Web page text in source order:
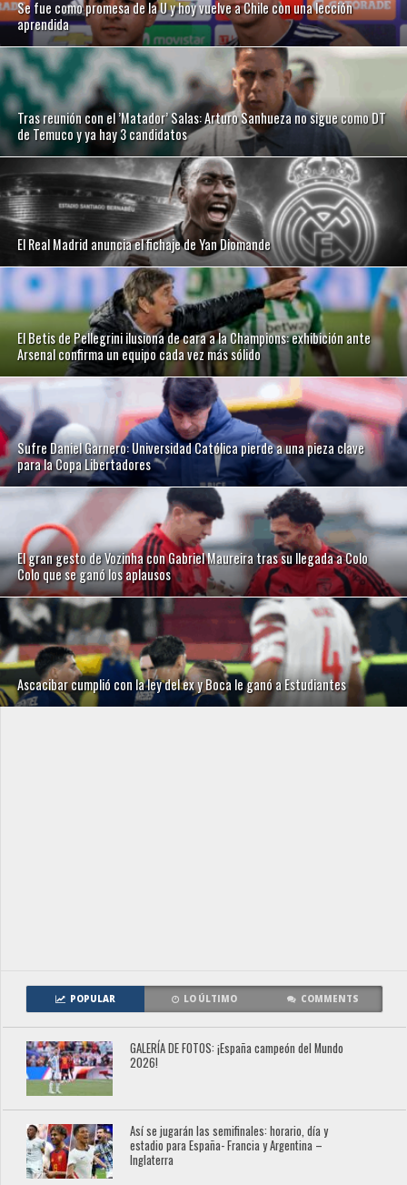
Se fue como promesa de la U y hoy vuelve a Chile con una lección
aprendida
Tras reunión con el ’Matador’ Salas: Arturo Sanhueza no sigue como DT
de Temuco y ya hay 3 candidatos
El Real Madrid anuncia el fichaje de Yan Diomande
El Betis de Pellegrini ilusiona de cara a la Champions: exhibición ante
Arsenal confirma un equipo cada vez más sólido
Sufre Daniel Garnero: Universidad Católica pierde a una pieza clave
para la Copa Libertadores
El gran gesto de Vozinha con Gabriel Maureira tras su llegada a Colo
Colo que se ganó los aplausos
Ascacibar cumplió con la ley del ex y Boca le ganó a Estudiantes
POPULAR LO ÚLTIMO COMMENTS
GALERÍA DE FOTOS: ¡España campeón del Mundo
2026!
Así se jugarán las semifinales: horario, día y
estadio para España- Francia y Argentina –
Inglaterra